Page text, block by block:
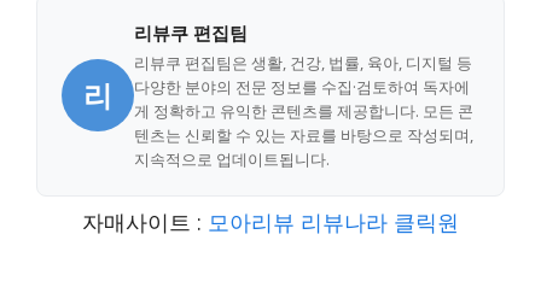
리
리뷰쿠 편집팀
리뷰쿠 편집팀은 생활, 건강, 법률, 육아, 디지털 등
다양한 분야의 전문 정보를 수집·검토하여 독자에
게 정확하고 유익한 콘텐츠를 제공합니다. 모든 콘
텐츠는 신뢰할 수 있는 자료를 바탕으로 작성되며,
지속적으로 업데이트됩니다.
자매사이트 : 모아리뷰 리뷰나라 클릭원